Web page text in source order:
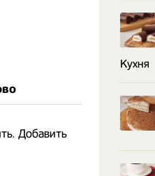
Добавить
Кухня